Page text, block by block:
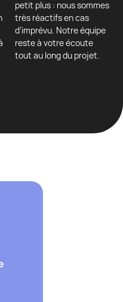
petit plus : nous sommes
très réactifs en cas
d’imprévu. Notre équipe
reste à votre écoute
tout au long du projet.